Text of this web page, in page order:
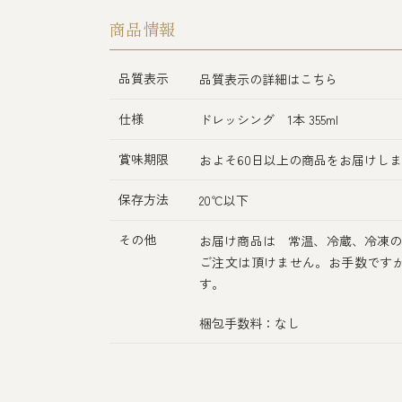
商品情報
品質表示 品質表示の詳細はこちら
仕様 ドレッシング 1本 355ml
賞味期限 およそ60日以上の商品をお届けし
保存方法 20℃以下
その他
お届け商品は 常温、冷蔵、冷凍
ご注文は頂けません。お手数です
す。
梱包手数料：なし